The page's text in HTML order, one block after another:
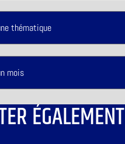
ÉGALEMENT